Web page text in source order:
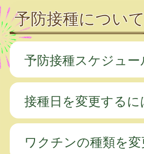
予防接種について
予防接種スケジュ
接種日を変更するに
ワクチンの種類を